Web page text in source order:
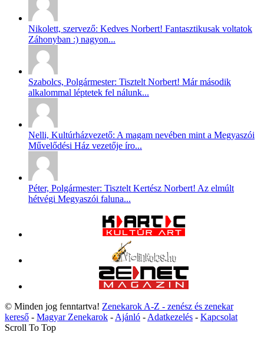
Nikolett, szervező: Kedves Norbert! Fantasztikusak voltatok
Záhonyban :) nagyon...
Szabolcs, Polgármester: Tisztelt Norbert! Már második
alkalommal léptetek fel nálunk...
Nelli, Kultúrházvezető: A magam nevében mint a Megyaszói
Művelődési Ház vezetője íro...
Péter, Polgármester: Tisztelt Kertész Norbert! Az elmúlt
hétvégi Megyaszói faluna...
© Minden jog fenntartva! Zenekarok A-Z - zenész és zenekar
kereső - Magyar Zenekarok - Ajánló - Adatkezelés - Kapcsolat
Scroll To Top